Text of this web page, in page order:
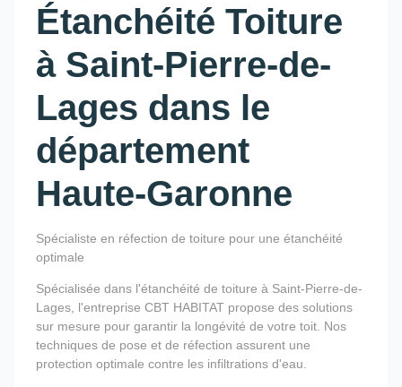
Étanchéité Toiture
à Saint-Pierre-de-
Lages dans le
département
Haute-Garonne
Spécialiste en réfection de toiture pour une étanchéité
optimale
Spécialisée dans l'étanchéité de toiture à Saint-Pierre-de-
Lages, l'entreprise CBT HABITAT propose des solutions
sur mesure pour garantir la longévité de votre toit. Nos
techniques de pose et de réfection assurent une
protection optimale contre les infiltrations d'eau.